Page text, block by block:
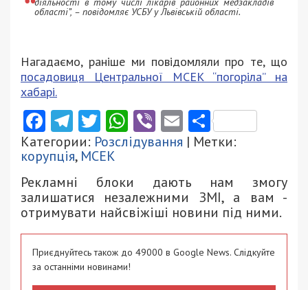
області”, – повідомляє УСБУ у Львівській області.
Нагадаємо, раніше ми повідомляли про те, що
посадовиця Центральної МСЕК “погоріла” на
хабарі.
Facebook
Telegram
Twitter
WhatsApp
ViberEmail
Категории: Розслідування | Метки:
корупція, МСЕК
Рекламні блоки дають нам змогу
залишатися незалежними ЗМІ, а вам -
отримувати найсвіжіші новини під ними.
Приєднуйтесь також до 49000 в Google News. Слідкуйте
за останніми новинами!